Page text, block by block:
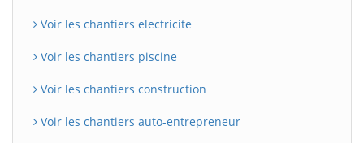
Voir les chantiers electricite
Voir les chantiers piscine
Voir les chantiers construction
Voir les chantiers auto-entrepreneur